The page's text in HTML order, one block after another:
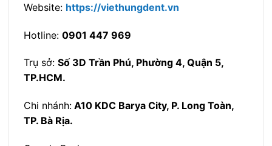
Website: https://viethungdent.vn
Hotline: 0901 447 969
Trụ sở: Số 3D Trần Phú, Phường 4, Quận 5,
TP.HCM.
Chi nhánh: A10 KDC Barya City, P. Long Toàn,
TP. Bà Rịa.